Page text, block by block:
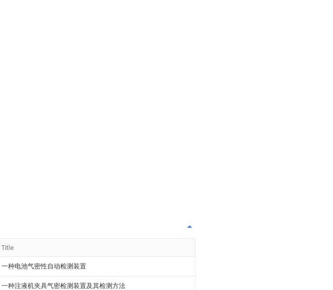
Title
一种电池气密性自动检测装置
一种注液机夹具气密检测装置及其检测方法